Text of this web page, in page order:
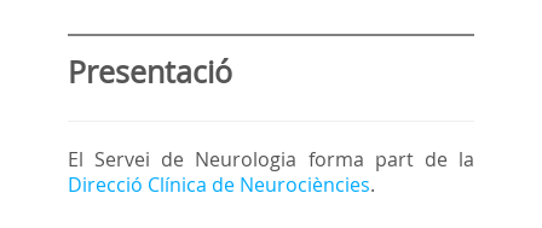
Presentació
El Servei de Neurologia forma part de la
Direcció Clínica de Neurociències.